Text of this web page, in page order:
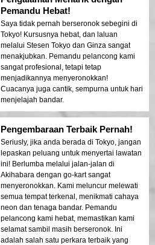
Pemandu Hebat!
Saya tidak pernah berseronok sebegini di
Tokyo! Kursusnya hebat, dan laluan
melalui Stesen Tokyo dan Ginza sangat
menakjubkan. Pemandu pelancong kami
sangat profesional, tetapi tetap
menjadikannya menyeronokkan!
Cuacanya juga cantik, sempurna untuk hari
menjelajah bandar.
Pengembaraan Terbaik Pernah!
Seriusly, jika anda berada di Tokyo, jangan
lepaskan peluang untuk menyertai lawatan
ini! Berlumba melalui jalan-jalan di
Akihabara dengan go-kart sangat
menyeronokkan. Kami meluncur melewati
semua tempat terkenal, menikmati cahaya
neon dan tenaga bandar. Pemandu
pelancong kami hebat, memastikan kami
selamat sambil masih berseronok. Ini
adalah salah satu perkara terbaik yang